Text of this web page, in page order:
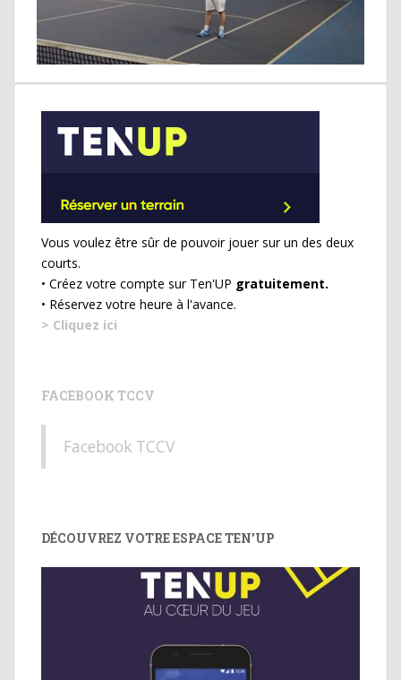
Vous voulez être sûr de pouvoir jouer sur un des deux
courts.
• Créez votre compte sur Ten'UP gratuitement.
• Réservez votre heure à l'avance.
> Cliquez ici
FACEBOOK TCCV
Facebook TCCV
DÉCOUVREZ VOTRE ESPACE TEN’UP